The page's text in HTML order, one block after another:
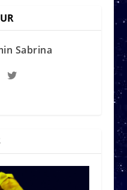
Sabrina